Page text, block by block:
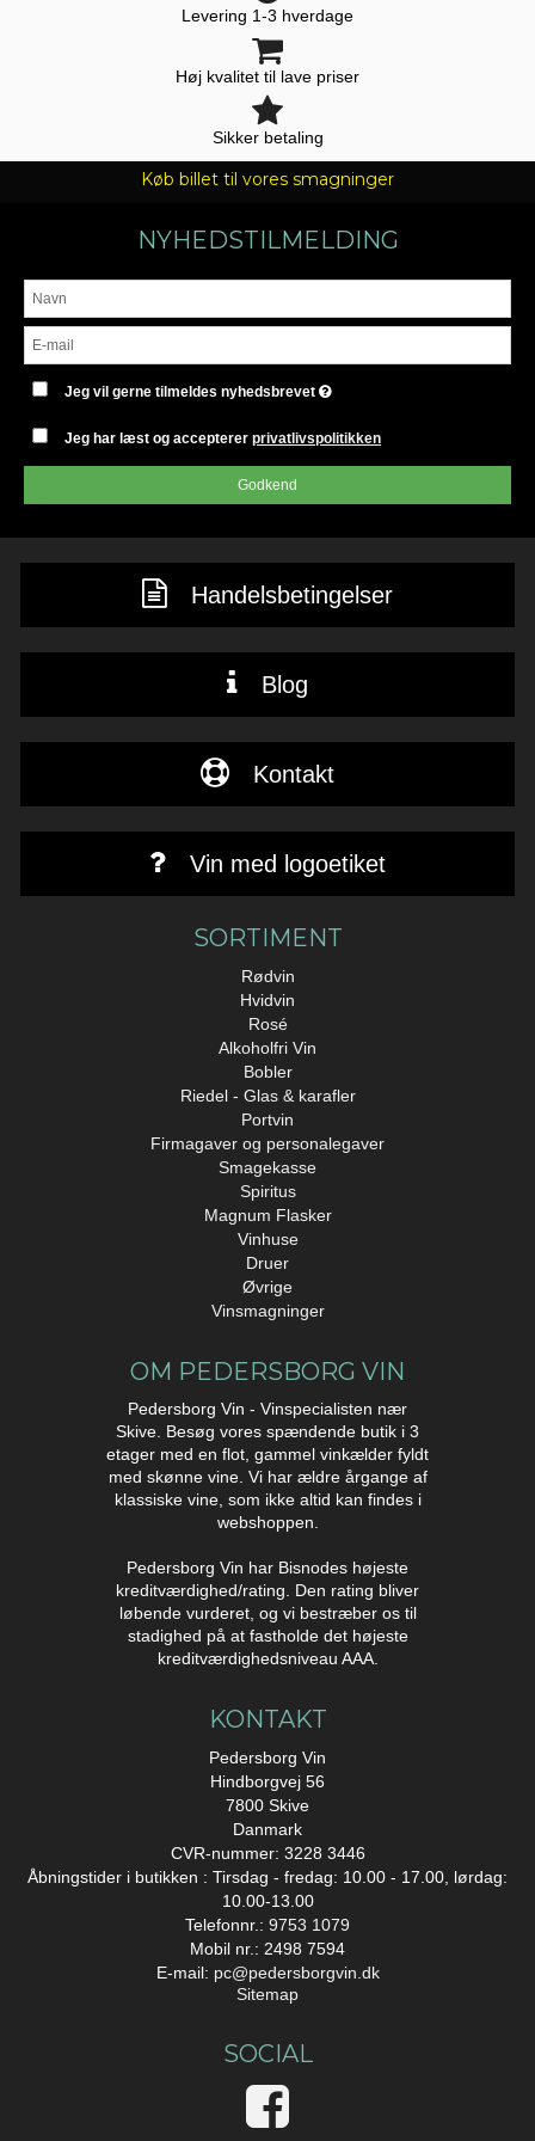
Levering 1-3 hverdage
Høj kvalitet til lave priser
Sikker betaling
Køb billet til vores smagninger
NYHEDSTILMELDING
Jeg vil gerne tilmeldes nyhedsbrevet
Jeg har læst og acceptererprivatlivspolitikken
Godkend
Handelsbetingelser
Blog
Kontakt
Vin med logoetiket
SORTIMENT
Rødvin
Hvidvin
Rosé
Alkoholfri Vin
Bobler
Riedel - Glas & karafler
Portvin
Firmagaver og personalegaver
Smagekasse
Spiritus
Magnum Flasker
Vinhuse
Druer
Øvrige
Vinsmagninger
OM PEDERSBORG VIN
Pedersborg Vin - Vinspecialisten nær
Skive. Besøg vores spændende butik i 3
etager med en flot, gammel vinkælder fyldt
med skønne vine. Vi har ældre årgange af
klassiske vine, som ikke altid kan findes i
webshoppen.
Pedersborg Vin har Bisnodes højeste
kreditværdighed/rating. Den rating bliver
løbende vurderet, og vi bestræber os til
stadighed på at fastholde det højeste
kreditværdighedsniveau AAA.
KONTAKT
Pedersborg Vin
Hindborgvej 56
7800 Skive
Danmark
CVR-nummer: 3228 3446
Åbningstider i butikken : Tirsdag - fredag: 10.00 - 17.00, lørdag:
10.00-13.00
Telefonnr.: 9753 1079
Mobil nr.: 2498 7594
E-mail: pc@pedersborgvin.dk
Sitemap
SOCIAL